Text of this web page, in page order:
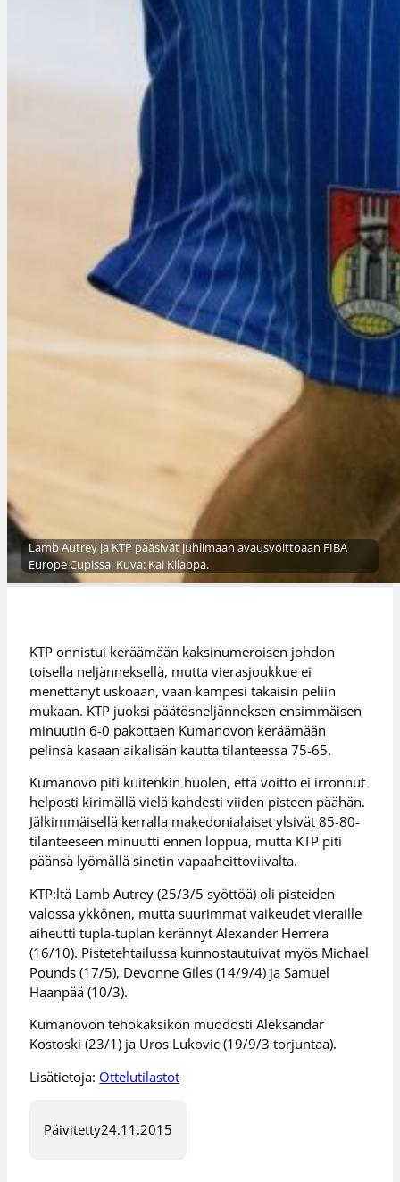
Lamb Autrey ja KTP pääsivät juhlimaan avausvoittoaan FIBA
Europe Cupissa. Kuva: Kai Kilappa.
KTP onnistui keräämään kaksinumeroisen johdon
toisella neljänneksellä, mutta vierasjoukkue ei
menettänyt uskoaan, vaan kampesi takaisin peliin
mukaan. KTP juoksi päätösneljänneksen ensimmäisen
minuutin 6-0 pakottaen Kumanovon keräämään
pelinsä kasaan aikalisän kautta tilanteessa 75-65.
Kumanovo piti kuitenkin huolen, että voitto ei irronnut
helposti kirimällä vielä kahdesti viiden pisteen päähän.
Jälkimmäisellä kerralla makedonialaiset ylsivät 85-80-
tilanteeseen minuutti ennen loppua, mutta KTP piti
päänsä lyömällä sinetin vapaaheittoviivalta.
KTP:ltä Lamb Autrey (25/3/5 syöttöä) oli pisteiden
valossa ykkönen, mutta suurimmat vaikeudet vieraille
aiheutti tupla-tuplan kerännyt Alexander Herrera
(16/10). Pistetehtailussa kunnostautuivat myös Michael
Pounds (17/5), Devonne Giles (14/9/4) ja Samuel
Haanpää (10/3).
Kumanovon tehokaksikon muodosti Aleksandar
Kostoski (23/1) ja Uros Lukovic (19/9/3 torjuntaa).
Lisätietoja: Ottelutilastot
Päivitetty24.11.2015